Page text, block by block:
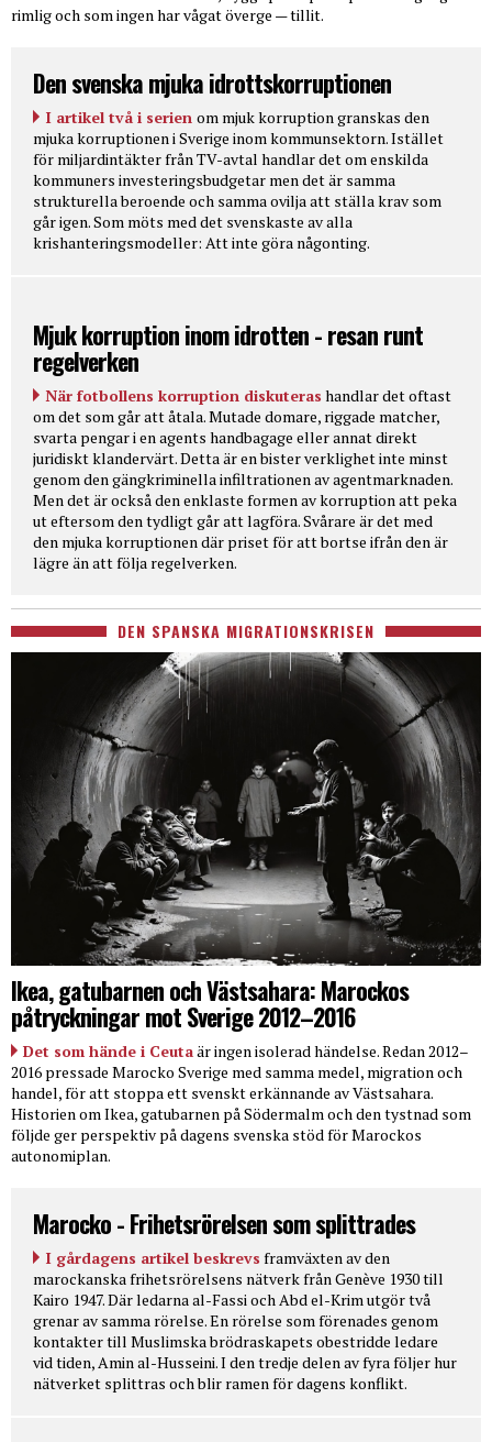
rimlig och som ingen har vågat överge — tillit.
Den svenska mjuka idrottskorruptionen
I artikel två i serien om mjuk korruption granskas den
mjuka korruptionen i Sverige inom kommunsektorn. Istället
för miljardintäkter från TV-avtal handlar det om enskilda
kommuners investeringsbudgetar men det är samma
strukturella beroende och samma ovilja att ställa krav som
går igen. Som möts med det svenskaste av alla
krishanteringsmodeller: Att inte göra någonting.
Mjuk korruption inom idrotten - resan runt
regelverken
När fotbollens korruption diskuteras handlar det oftast
om det som går att åtala. Mutade domare, riggade matcher,
svarta pengar i en agents handbagage eller annat direkt
juridiskt klandervärt. Detta är en bister verklighet inte minst
genom den gängkriminella infiltrationen av agentmarknaden.
Men det är också den enklaste formen av korruption att peka
ut eftersom den tydligt går att lagföra. Svårare är det med
den mjuka korruptionen där priset för att bortse ifrån den är
lägre än att följa regelverken.
DEN SPANSKA MIGRATIONSKRISEN
Ikea, gatubarnen och Västsahara: Marockos
påtryckningar mot Sverige 2012–2016
Det som hände i Ceutaär ingen isolerad händelse. Redan 2012–
2016 pressade Marocko Sverige med samma medel, migration och
handel, för att stoppa ett svenskt erkännande av Västsahara.
Historien om Ikea, gatubarnen på Södermalm och den tystnad som
följde ger perspektiv på dagens svenska stöd för Marockos
autonomiplan.
Marocko - Frihetsrörelsen som splittrades
I gårdagens artikel beskrevs framväxten av den
marockanska frihetsrörelsens nätverk från Genève 1930 till
Kairo 1947. Där ledarna al-Fassi och Abd el-Krim utgör två
grenar av samma rörelse. En rörelse som förenades genom
kontakter till Muslimska brödraskapets obestridde ledare
vid tiden, Amin al-Husseini. I den tredje delen av fyra följer hur
nätverket splittras och blir ramen för dagens konflikt.